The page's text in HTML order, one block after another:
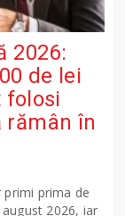
2026:
de lei
folosi
rămân în
prima de
2026, iar